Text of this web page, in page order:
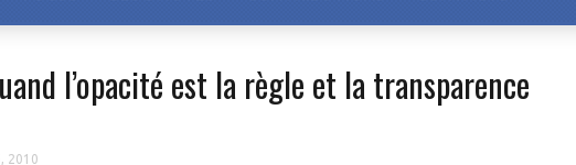
l’opacité est la règle et la transparence
2010